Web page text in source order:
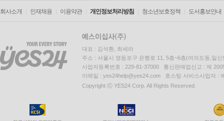
회사소개 인재채용 이용약관 개인정보처리방침 청소년보호정책 도서홍보안내
대표 : 김석환, 최세라
주소 : 서울시 영등포구 은행로 11, 5층~6층(여의도동,일신
사업자등록번호 : 229-81-37000 통신판매업신고 : 제
이메일 : yes24help@yes24.com 호스팅 서비스사업자 :
Copyright ⓒ YES24 Corp. All Rights Reserved.